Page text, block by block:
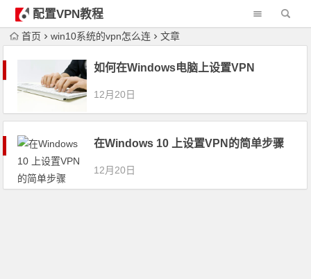
配置VPN教程
首页 win10系统的vpn怎么连 文章
如何在Windows电脑上设置VPN
12月20日
在Windows 10 上设置VPN的简单步骤
12月20日